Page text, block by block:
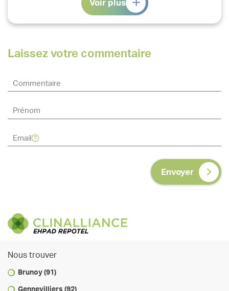
Voir plus
Laissez votre commentaire
Envoyer
Nous trouver
Brunoy (91)